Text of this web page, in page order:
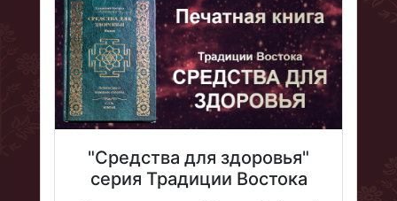
"Средства для здоровья"
серия Традиции Востока